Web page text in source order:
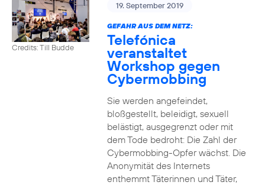
Credits: Till Budde
19. September 2019
GEFAHR AUS DEM NETZ:
Telefónica
veranstaltet
Workshop gegen
Cybermobbing
Sie werden angefeindet,
bloßgestellt, beleidigt, sexuell
belästigt, ausgegrenzt oder mit
dem Tode bedroht: Die Zahl der
Cybermobbing-Opfer wächst. Die
Anonymität des Internets
enthemmt Täterinnen und Täter,